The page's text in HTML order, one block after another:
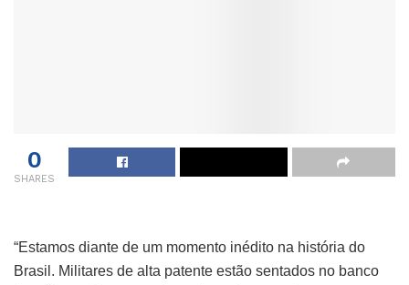
0
SHARES
“Estamos diante de um momento inédito na história do
Brasil. Militares de alta patente estão sentados no banco